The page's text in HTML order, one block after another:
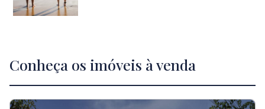
Conheça os imóveis à venda